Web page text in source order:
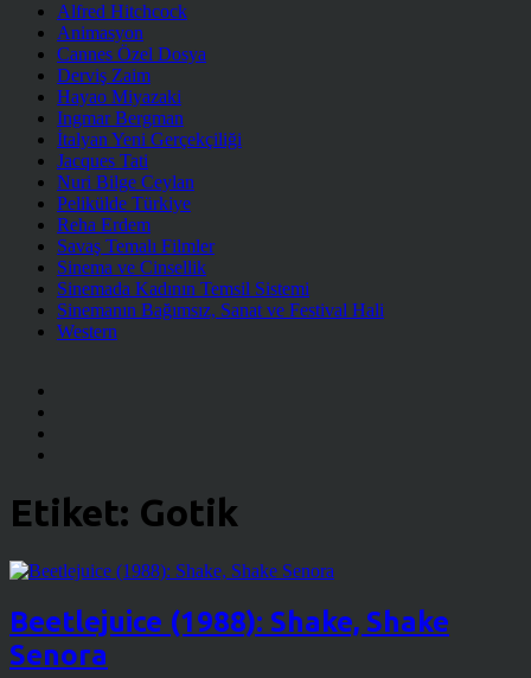
Alfred Hitchcock
Animasyon
Cannes Özel Dosya
Derviş Zaim
Hayao Miyazaki
Ingmar Bergman
İtalyan Yeni Gerçekçiliği
Jacques Tati
Nuri Bilge Ceylan
Pelikülde Türkiye
Reha Erdem
Savaş Temalı Filmler
Sinema ve Cinsellik
Sinemada Kadının Temsil Sistemi
Sinemanın Bağımsız, Sanat ve Festival Hali
Western
Etiket: Gotik
Beetlejuice (1988): Shake, Shake
Senora